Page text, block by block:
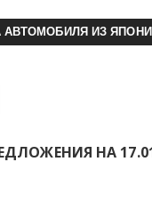
АВТОМОБИЛЯ ИЗ
НА